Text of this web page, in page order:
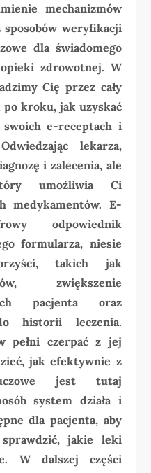
mechanizmów
sposobów weryfikacji
dla świadomego
zdrowotnej. W
Cię przez cały
kroku, jak uzyskać
e-receptach i
lekarza,
i zalecenia, ale
umożliwia Ci
medykamentów. E-
odpowiednik
formularza, niesie
takich jak
zwiększenie
pacjenta oraz
historii leczenia.
pełni czerpać z jej
jak efektywnie z
jest tutaj
system działa i
dla pacjenta, aby
jakie leki
W dalszej części